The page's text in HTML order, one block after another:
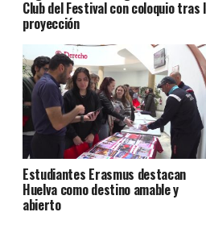
Club del Festival con coloquio tras
proyección
Estudiantes Erasmus destacan
Huelva como destino amable y
abierto